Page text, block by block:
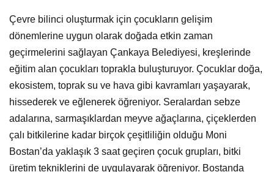
Çevre bilinci oluşturmak için çocukların gelişim
dönemlerine uygun olarak doğada etkin zaman
geçirmelerini sağlayan Çankaya Belediyesi, kreşlerinde
eğitim alan çocukları toprakla buluşturuyor. Çocuklar doğa,
ekosistem, toprak su ve hava gibi kavramları yaşayarak,
hissederek ve eğlenerek öğreniyor. Seralardan sebze
adalarına, sarmaşıklardan meyve ağaçlarına, çiçeklerden
çalı bitkilerine kadar birçok çeşitliliğin olduğu Moni
Bostan’da yaklaşık 3 saat geçiren çocuk grupları, bitki
üretim tekniklerini de uygulayarak öğreniyor. Bostanda